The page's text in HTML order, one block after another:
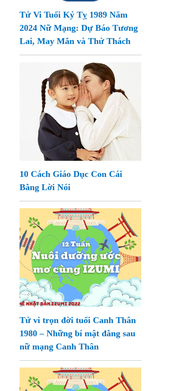
Tử Vi Tuổi Kỷ Tỵ 1989 Năm
2024 Nữ Mạng: Dự Báo Tương
Lai, May Mắn và Thử Thách
10 Cách Giáo Dục Con Cái
Bằng Lời Nói
Tử vi trọn đời tuổi Canh Thân
1980 – Những bí mật đằng sau
nữ mạng Canh Thân